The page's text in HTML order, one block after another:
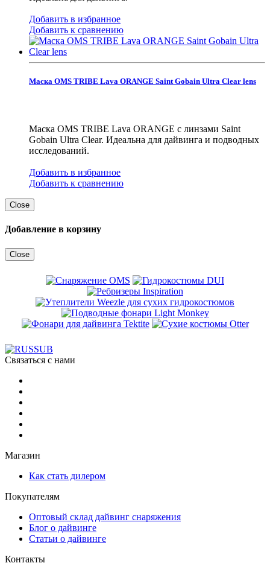
Добавить в избранное
Добавить к сравнению
Маска OMS TRIBE Lava ORANGE Saint Gobain Ultra Clear lens
Маска OMS TRIBE Lava ORANGE с линзами Saint
Gobain Ultra Clear. Идеальна для дайвинга и подводных
исследований.
Добавить в избранное
Добавить к сравнению
Close
Добавление в корзину
Close
Связаться с нами
Магазин
Как стать дилером
Покупателям
Оптовый склад дайвинг снаряжения
Блог о дайвинге
Статьи о дайвинге
Контакты